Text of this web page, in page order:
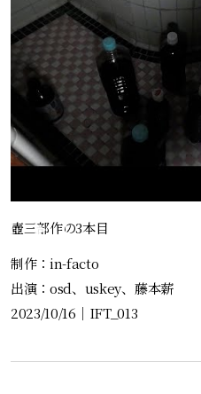
壺三部作の3本目
制作：in-facto
出演：osd、uskey、藤本薪
2023/10/16 ｜ IFT_013